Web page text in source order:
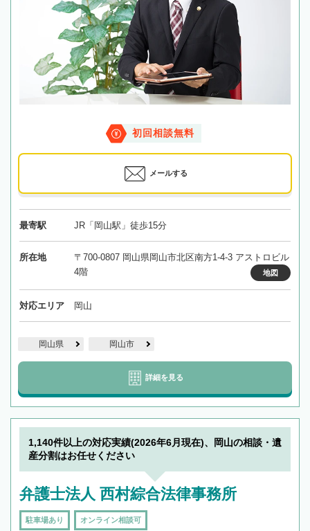
初回相談無料
メールする
最寄駅 JR「岡山駅」徒歩15分
所在地
〒700-0807 岡山県岡山市北区南方1-4-3 アストロビル
4階
地図
対応エリア 岡山
岡山県 岡山市
詳細を見る
1,140件以上の対応実績(2026年6月現在)、岡山の相談・遺
産分割はお任せください
弁護士法人 西村綜合法律事務所
駐車場あり オンライン相談可